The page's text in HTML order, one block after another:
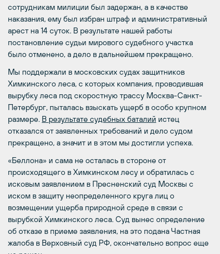
сотрудникам милиции был задержан, а в качестве
наказания, ему был избран штраф и административный
арест на 14 суток. В результате нашей работы
постановление судьи мирового судебного участка
было отменено, а дело в дальнейшем прекращено.
Мы поддержали в московских судах защитников
Химкинского леса, с которых компания, проводившая
вырубку леса под скоростную трассу Москва-Санкт-
Петербург, пыталась взыскать ущерб в особо крупном
размере. В результате судебных баталий истец
отказался от заявленных требований и дело судом
прекращено, а значит и в этом мы достигли успеха.
«Беллона» и сама не осталась в стороне от
происходящего в Химкинском лесу и обратилась с
исковым заявлением в Пресненский суд Москвы с
иском в защиту неопределенного круга лиц о
возмещении ущерба природной среде в связи с
вырубкой Химкинского леса. Суд вынес определение
об отказе в приеме заявления, на это подана Частная
жалоба в Верховный суд РФ, окончательно вопрос еще